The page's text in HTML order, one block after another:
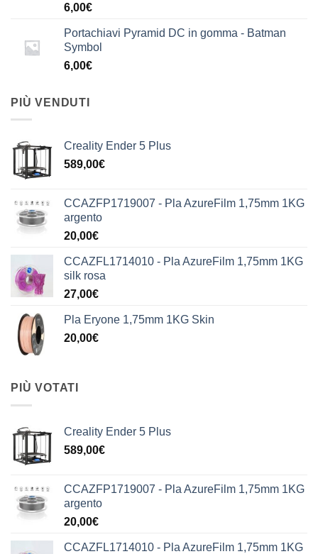
6,00€
Portachiavi Pyramid DC in gomma - Batman
Symbol
6,00€
PIÙ VENDUTI
Creality Ender 5 Plus
589,00€
CCAZFP1719007 - Pla AzureFilm 1,75mm 1KG
argento
20,00€
CCAZFL1714010 - Pla AzureFilm 1,75mm 1KG
silk rosa
27,00€
Pla Eryone 1,75mm 1KG Skin
20,00€
PIÙ VOTATI
Creality Ender 5 Plus
589,00€
CCAZFP1719007 - Pla AzureFilm 1,75mm 1KG
argento
20,00€
CCAZFL1714010 - Pla AzureFilm 1,75mm 1KG